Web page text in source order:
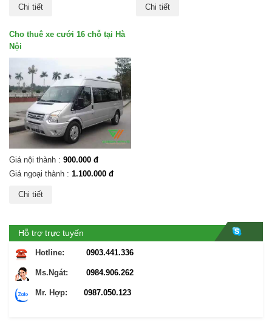
Chi tiết Chi tiết
Cho thuê xe cưới 16 chỗ tại Hà
Nội
Giá nội thành : 900.000 đ
Giá ngoại thành : 1.100.000 đ
Chi tiết
Hỗ trợ trực tuyến
Hotline: 0903.441.336
Ms.Ngát: 0984.906.262
Mr. Hợp: 0987.050.123